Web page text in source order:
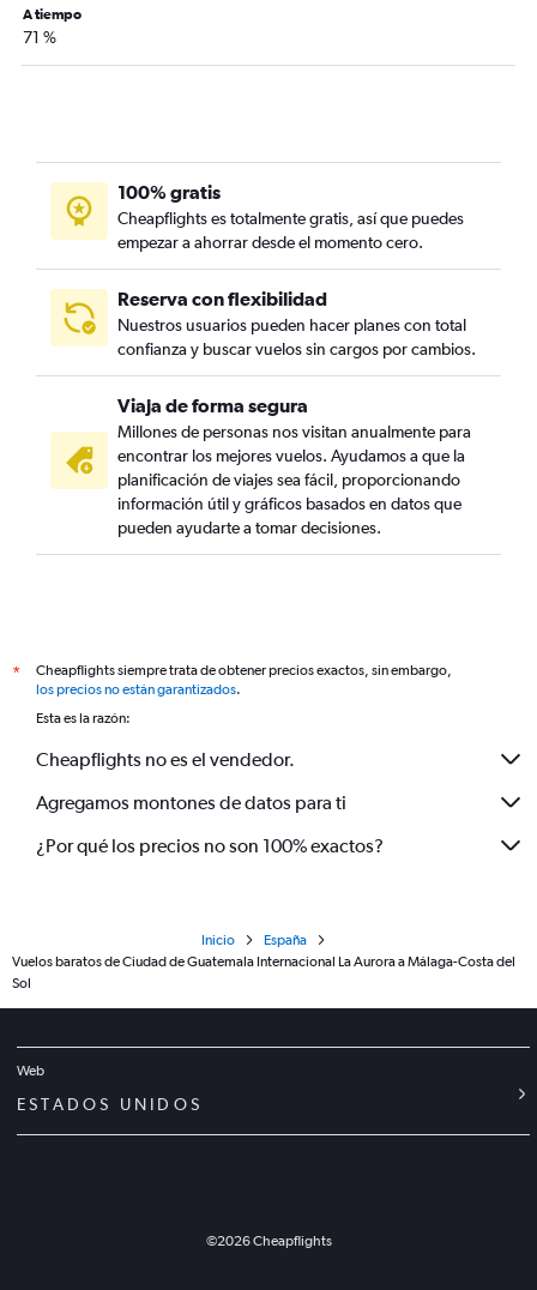
A tiempo
71 %
100% gratis
Cheapflights es totalmente gratis, así que puedes
empezar a ahorrar desde el momento cero.
Reserva con flexibilidad
Nuestros usuarios pueden hacer planes con total
confianza y buscar vuelos sin cargos por cambios.
Viaja de forma segura
Millones de personas nos visitan anualmente para
encontrar los mejores vuelos. Ayudamos a que la
planificación de viajes sea fácil, proporcionando
información útil y gráficos basados en datos que
pueden ayudarte a tomar decisiones.
*
Cheapflights siempre trata de obtener precios exactos, sin embargo,
los precios no están garantizados.
Esta es la razón:
Cheapflights no es el vendedor.
Agregamos montones de datos para ti
¿Por qué los precios no son 100% exactos?
Inicio
España
Vuelos baratos de Ciudad de Guatemala Internacional La Aurora a Málaga-Costa del
Sol
Web
ESTADOS UNIDOS
©2026Cheapflights